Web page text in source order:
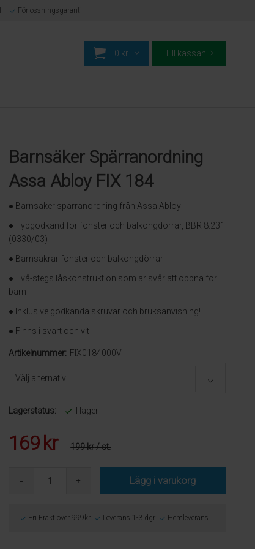
Förlossningsgaranti
Till kassan
0 kr
Barnsäker Spärranordning
Assa Abloy FIX 184
● Barnsäker spärranordning från Assa Abloy
● Typgodkänd för fönster och balkongdörrar, BBR 8:231
(0330/03)
● Barnsäkrar fönster och balkongdörrar
● Två-stegs låskonstruktion som är svår att öppna för
barn
● Inklusive godkända skruvar och bruksanvisning!
● Finns i svart och vit
Artikelnummer: FIX0184000V
Lagerstatus: I lager
169 kr 199 kr/ st.
Lägg i varukorg
Fri Frakt över 999kr Leverans 1-3 dgr Hemleverans